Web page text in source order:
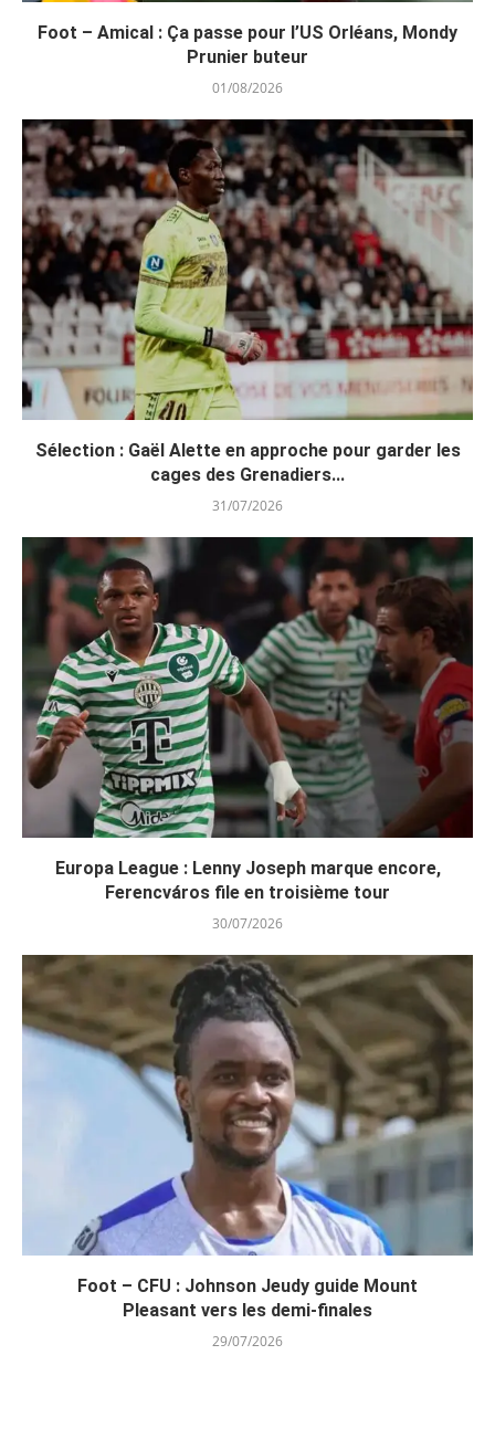
Foot – Amical : Ça passe pour l’US Orléans, Mondy
Prunier buteur
01/08/2026
Sélection : Gaël Alette en approche pour garder les
cages des Grenadiers...
31/07/2026
Europa League : Lenny Joseph marque encore,
Ferencváros file en troisième tour
30/07/2026
Foot – CFU : Johnson Jeudy guide Mount
Pleasant vers les demi-finales
29/07/2026